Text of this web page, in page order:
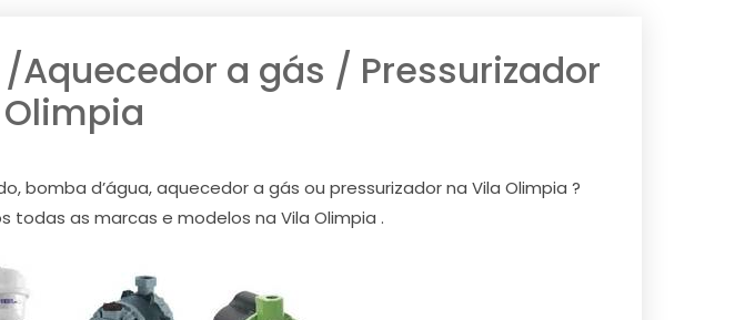
a gás / Pressurizador
bomba d’água, aquecedor a gás ou pressurizador na Vila Olimpia ?
as marcas e modelos na Vila Olimpia .